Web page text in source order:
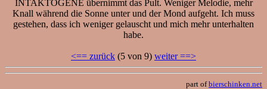
INTAKTOGENE übernimmt das Pult. Weniger Melodie, mehr
Knall während die Sonne unter und der Mond aufgeht. Ich muss
gestehen, dass ich weniger gelauscht und mich mehr unterhalten
habe.
<== zurück (5 von 9) weiter ==>
part ofbierschinken.net